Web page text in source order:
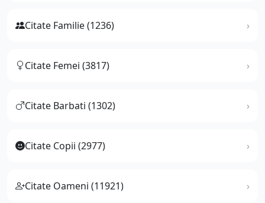
Citate Familie (1236)
Citate Femei (3817)
Citate Barbati (1302)
Citate Copii (2977)
Citate Oameni (11921)